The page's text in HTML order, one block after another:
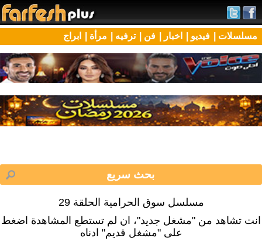
مسلسلات | فيديو | اخبار | فن | ترفيه | مرأة | ابراج
مسلسل سوق الحرامية الحلقة 29
انت تشاهد من "مشغل جديد"، ان لم تستطع المشاهدة اضغط
على "مشغل قديم" ادناه